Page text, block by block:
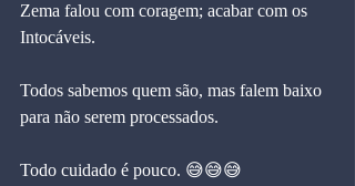
Zema falou com coragem; acabar com os
Intocáveis.
Todos sabemos quem são, mas falem baixo
para não serem processados.
Todo cuidado é pouco. 😅😅😅